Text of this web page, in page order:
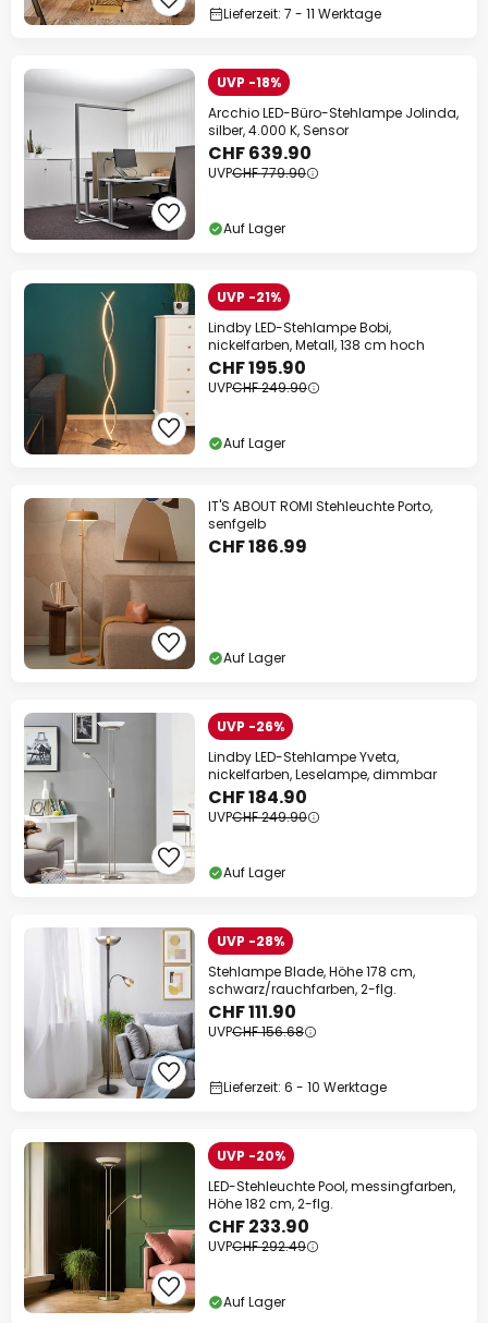
Lieferzeit: 7 - 11 Werktage
UVP -18%
Arcchio LED-Büro-Stehlampe Jolinda,
silber, 4.000 K, Sensor
CHF 639.90
UVPCHF 779.90
Auf Lager
UVP -21%
Lindby LED-Stehlampe Bobi,
nickelfarben, Metall, 138 cm hoch
CHF 195.90
UVPCHF 249.90
Auf Lager
IT'S ABOUT ROMI Stehleuchte Porto,
senfgelb
CHF 186.99
Auf Lager
UVP -26%
Lindby LED-Stehlampe Yveta,
nickelfarben, Leselampe, dimmbar
CHF 184.90
UVPCHF 249.90
Auf Lager
UVP -28%
Stehlampe Blade, Höhe 178 cm,
schwarz/rauchfarben, 2-flg.
CHF 111.90
UVPCHF 156.68
Lieferzeit: 6 - 10 Werktage
UVP -20%
LED-Stehleuchte Pool, messingfarben,
Höhe 182 cm, 2-flg.
CHF 233.90
UVPCHF 292.49
Auf Lager